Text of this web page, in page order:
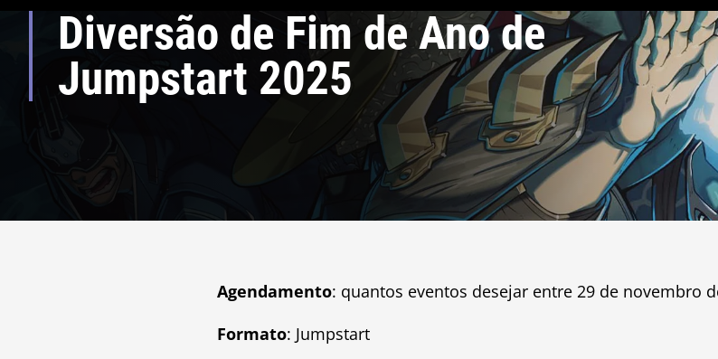
Diversão de Fim de Ano de
Jumpstart 2025
Agendamento: quantos eventos desejar entre 29 de novembro
Formato: Jumpstart